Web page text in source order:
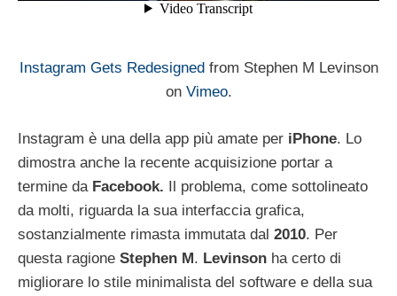
Instagram Gets Redesigned from Stephen M Levinson
on Vimeo.
Instagram è una della app più amate per iPhone. Lo
dimostra anche la recente acquisizione portar a
termine da Facebook. Il problema, come sottolineato
da molti, riguarda la sua interfaccia grafica,
sostanzialmente rimasta immutata dal 2010. Per
questa ragione Stephen M. Levinson ha certo di
migliorare lo stile minimalista del software e della sua